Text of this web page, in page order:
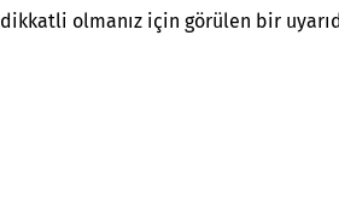
dikkatli olmanız için görülen bir